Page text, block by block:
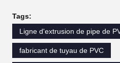
Tags:
Ligne d'extrusion de pipe de
fabricant de tuyau de PVC